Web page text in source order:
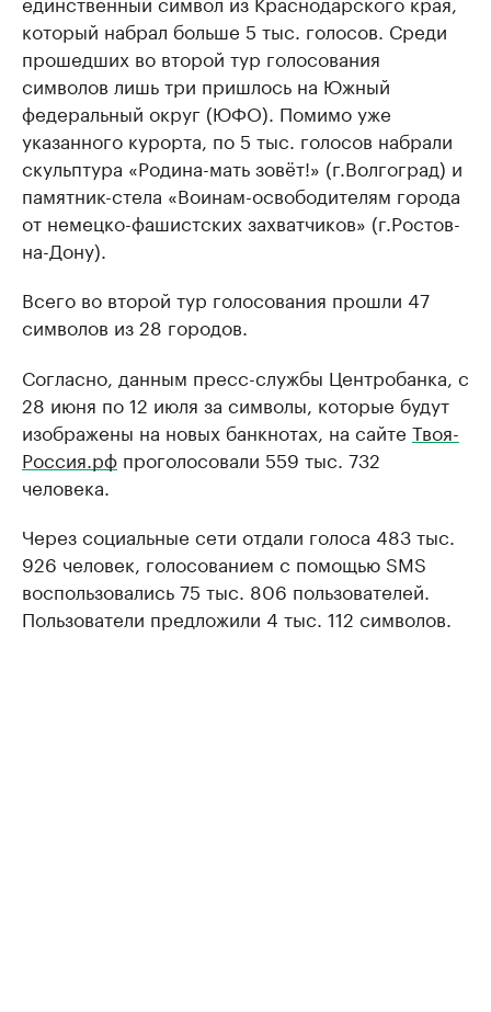
который набрал больше 5 тыс. голосов. Среди
прошедших во второй тур голосования
символов лишь три пришлось на Южный
федеральный округ (ЮФО). Помимо уже
указанного курорта, по 5 тыс. голосов набрали
скульптура «Родина-мать зовёт!» (г.Волгоград) и
памятник-стела «Воинам-освободителям города
от немецко-фашистских захватчиков» (г.Ростов-
на-Дону).
Всего во второй тур голосования прошли 47
символов из 28 городов.
Согласно, данным пресс-службы Центробанка, с
28 июня по 12 июля за символы, которые будут
изображены на новых банкнотах, на сайте Твоя-
Россия.рф проголосовали 559 тыс. 732
человека.
Через социальные сети отдали голоса 483 тыс.
926 человек, голосованием с помощью SMS
воспользовались 75 тыс. 806 пользователей.
Пользователи предложили 4 тыс. 112 символов.